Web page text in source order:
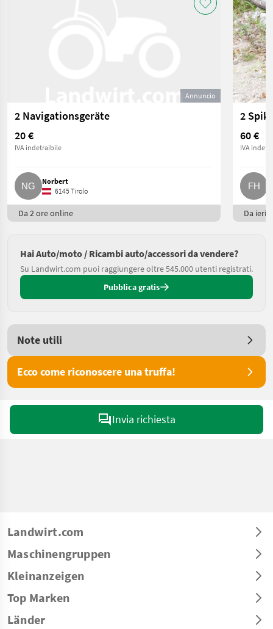
Annuncio
2 Navigationsgeräte
20 €
IVA indetraibile
Norbert
6145 Tirolo
Da 2 ore online
2
60 €
IVA
Da ieri
Hai Auto/moto / Ricambi auto/accessori da vendere?
Su Landwirt.com puoi raggiungere oltre 545.000 utenti registrati.
Pubblica gratis
Note utili
Ecco come riconoscere una truffa!
Invia richiesta
Landwirt.com
Maschinengruppen
Kleinanzeigen
Top Marken
Länder